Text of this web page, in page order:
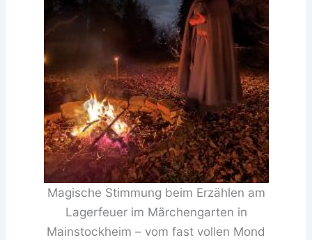
Magische Stimmung beim Erzählen am
Lagerfeuer im Märchengarten in
Mainstockheim – vom fast vollen Mond